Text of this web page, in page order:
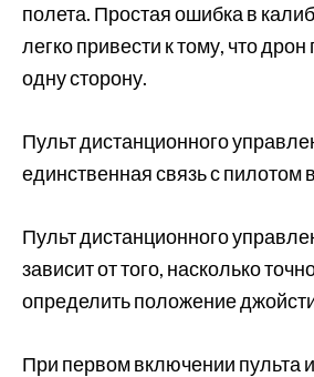
полета. Простая ошибка в
легко привести к тому, что
одну сторону.
Пульт дистанционного
единственная связь с пилотом
Пульт дистанционного
зависит от того, насколько
определить положение
При первом включении пульта